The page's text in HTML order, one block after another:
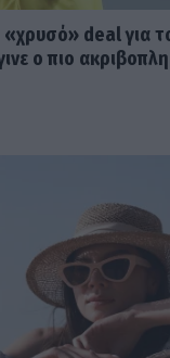
«χρυσό» deal για
ο πιο